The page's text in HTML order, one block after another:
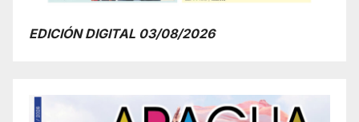
EDICIÓN DIGITAL 03/08/2026